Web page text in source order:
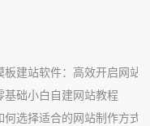
板建站软件：高效开启网站
完美结合
基础小白自建网站教程
何选择适合的网站制作方式